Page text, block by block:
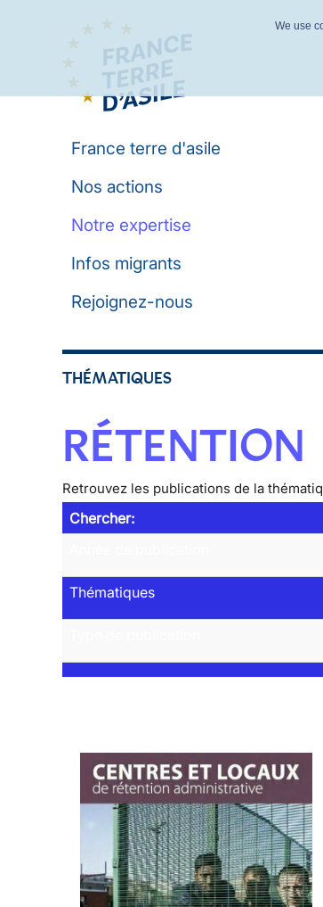
France terre d'asile
Nos actions
Notre expertise
Infos migrants
Rejoignez-nous
THÉMATIQUES
RÉTENTION
Retrouvez les publications de la
Chercher:
Thématiques
We use